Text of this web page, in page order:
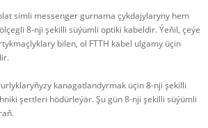
simli messenger gurnama çykdajylaryny hem
8-nji şekilli süýümli optiki kabeldir. Ýeňil, çeýe
bilen, ol FTTH kabel ulgamy üçin
kanagatlandyrmak üçin 8-nji şekilli
şertleri hödürleýär. Şu gün 8-nji şekilli süýümli